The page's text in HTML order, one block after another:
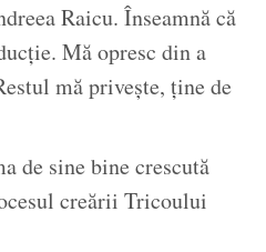
Raicu. Înseamnă că
Mă opresc din a
mă privește, ține de
de sine bine crescută
creării Tricoului